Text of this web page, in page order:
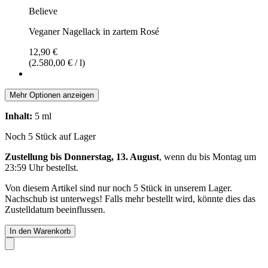
Believe
Veganer Nagellack in zartem Rosé
12,90 €
(2.580,00 € / l)
Mehr Optionen anzeigen
Inhalt: 5 ml
Noch 5 Stück auf Lager
Zustellung bis Donnerstag, 13. August, wenn du bis Montag um
23:59 Uhrbestellst.
Von diesem Artikel sind nur noch 5 Stück in unserem Lager.
Nachschub ist unterwegs! Falls mehr bestellt wird, könnte dies das
Zustelldatum beeinflussen.
In den Warenkorb